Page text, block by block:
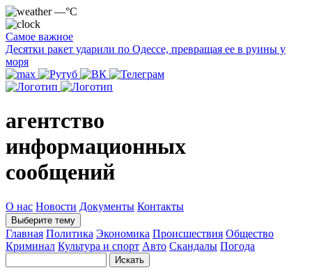
—°C
Самое важное
Десятки ракет ударили по Одессе, превращая ее в руины у
моря
агентство
информационных
сообщений
О нас Новости Документы Контакты
Выберите тему
Главная Политика Экономика Происшествия Общество
Криминал Культура и спорт Авто Скандалы Погода